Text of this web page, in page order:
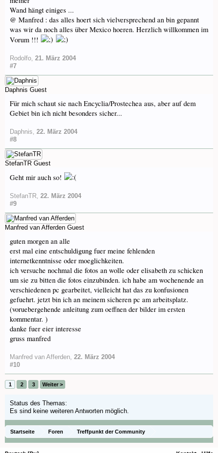
Wand hängt einiges ...
@ Manfred : das alles hoert sich vielversprechend an bin gepannt
was wir da noch alles über Mexico hoeren. Herzlich willkommen im
Vorum !!!
Rodolfo, 21. März 2004
#7
Daphnis Guest
Für mich schaut sie nach Encyclia/Prostechea aus, aber auf dem
Gebiet bin ich nicht besonders sicher...
Daphnis, 22. März 2004
#8
StefanTR Guest
Geht mir auch so!
StefanTR, 22. März 2004
#9
Manfred van Afferden Guest
guten morgen an alle
erst mal eine entschuldigung fuer meine fehlenden
internetkenntnisse oder moeglichkeiten.
ich versuche nochmal die fotos an wolle oder elisabeth zu schicken
um sie zu bitten die fotos einzubinden. ich habe am wochenende an
verschiedenen pc gearbeitet, vielleicht hat das zu konfusionen
gefuehrt. jetzt bin ich an meinem sicheren pc am arbeitsplatz.
(voruebergehende anleitung zum oeffnen der bilder im ersten
kommentar. )
danke fuer eier interesse
gruss manfred
Manfred van Afferden, 22. März 2004
#10
1 2 3 Weiter >
Status des Themas:
Es sind keine weiteren Antworten möglich.
Startseite Foren
Treffpunkt der Community
Orchideenfotos (Naturformen)